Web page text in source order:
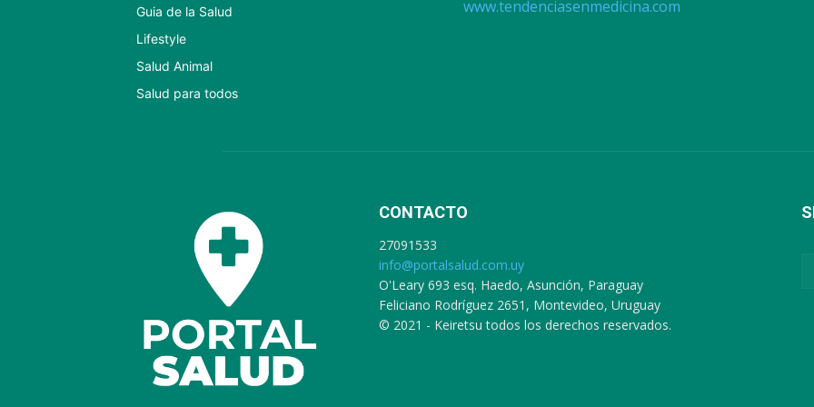
Guia de la Salud
Lifestyle
Salud Animal
Salud para todos
www.tendenciasenmedicina.com
CONTACTO
27091533
info@portalsalud.com.uy
O'Leary 693 esq. Haedo, Asunción, Paraguay
Feliciano Rodríguez 2651, Montevideo, Uruguay
© 2021 - Keiretsu todos los derechos reservados.